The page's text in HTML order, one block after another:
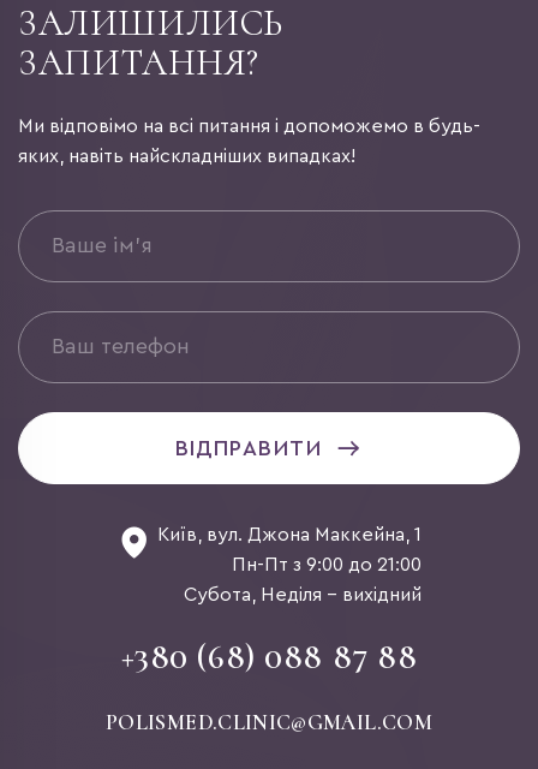
ЗАЛИШИЛИСЬ
ЗАПИТАННЯ?
Ми відповімо на всі питання і допоможемо в будь-
яких, навіть найскладніших випадках!
ВІДПРАВИТИ
Київ, вул. Джона Маккейна, 1
Пн-Пт з 9:00 до 21:00
Субота, Неділя - вихідний
+380 (68) 088 87 88
POLISMED.CLINIC@GMAIL.COM